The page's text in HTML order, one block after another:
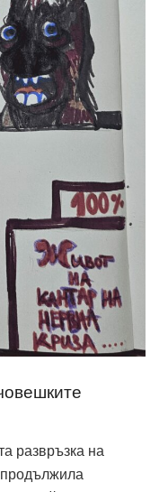
развръзка на
продължила